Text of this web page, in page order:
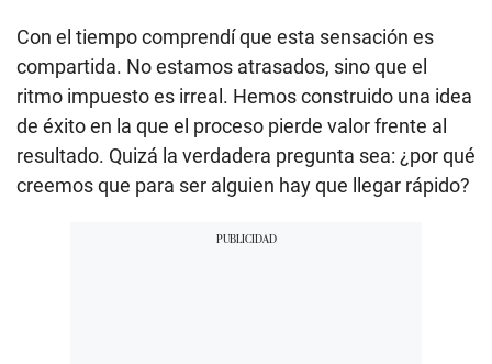
Con el tiempo comprendí que esta sensación es
compartida. No estamos atrasados, sino que el
ritmo impuesto es irreal. Hemos construido una idea
de éxito en la que el proceso pierde valor frente al
resultado. Quizá la verdadera pregunta sea: ¿por qué
creemos que para ser alguien hay que llegar rápido?